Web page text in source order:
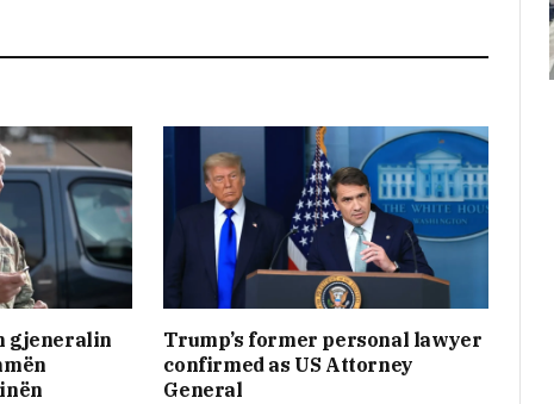
gjeneralin
Trump’s former personal lawyer
confirmed as US Attorney
General